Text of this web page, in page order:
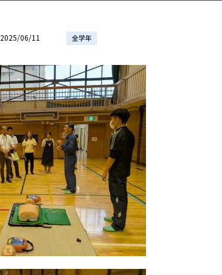
2025/06/11 全学年